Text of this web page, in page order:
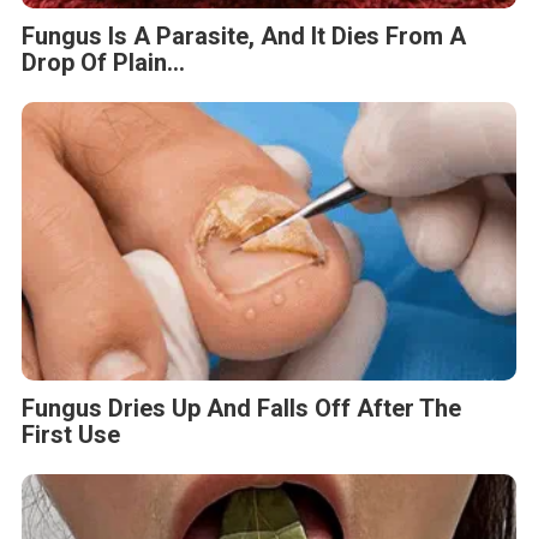
Fungus Is A Parasite, And It Dies From A
Drop Of Plain...
Fungus Dries Up And Falls Off After The
First Use